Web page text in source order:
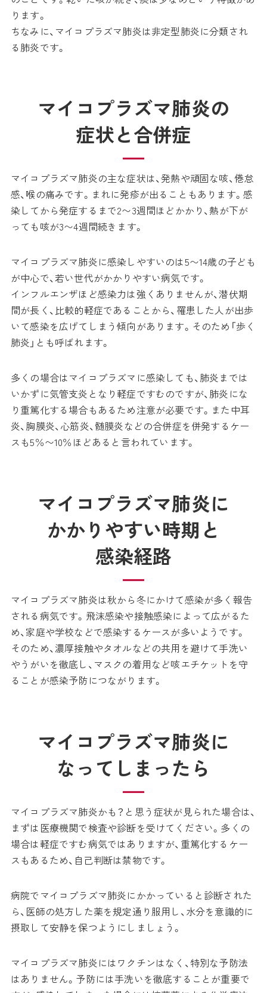
ります。
ちなみに、マイコプラズマ肺炎は非定型肺炎に分類され
る肺炎です。
マイコプラズマ肺炎の
症状と合併症
マイコプラズマ肺炎の主な症状は、発熱や頑固な咳、倦怠
感、喉の痛みです。まれに発疹が出ることもあります。感
染してから発症するまで2〜3週間ほどかかり、熱が下が
っても咳が3〜4週間続きます。
マイコプラズマ肺炎に感染しやすいのは5〜14歳の子ども
が中心で、若い世代がかかりやすい病気です。
インフルエンザほど感染力は強くありませんが、潜伏期
間が長く、比較的軽症であることから、罹患した人が出歩
いて感染を広げてしまう傾向があります。そのため「歩く
肺炎」とも呼ばれます。
多くの場合はマイコプラズマに感染しても、肺炎までは
いかずに気管支炎となり軽症ですむのですが、肺炎にな
り重篤化する場合もあるため注意が必要です。また中耳
炎、胸膜炎、心筋炎、髄膜炎などの合併症を併発するケー
スも5％〜10％ほどあると言われています。
マイコプラズマ肺炎に
かかりやすい時期と
感染経路
マイコプラズマ肺炎は秋から冬にかけて感染が多く報告
される病気です。飛沫感染や接触感染によって広がるた
め、家庭や学校などで感染するケースが多いようです。
そのため、濃厚接触やタオルなどの共用を避けて手洗い
やうがいを徹底し、マスクの着用など咳エチケットを守
ることが感染予防につながります。
マイコプラズマ肺炎に
なってしまったら
マイコプラズマ肺炎かも？と思う症状が見られた場合は、
まずは医療機関で検査や診断を受けてください。多くの
場合は軽症ですむ病気ではありますが、重篤化するケー
スもあるため、自己判断は禁物です。
病院でマイコプラズマ肺炎にかかっていると診断された
ら、医師の処方した薬を規定通り服用し、水分を意識的に
摂取して安静を保つようにしましょう。
マイコプラズマ肺炎にはワクチンはなく、特別な予防法
はありません。予防には手洗いを徹底することが重要で